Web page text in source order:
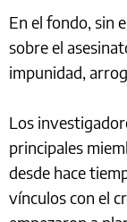
En el fondo, sin
sobre el
impunidad,
Los
principales
desde hace
vínculos con el